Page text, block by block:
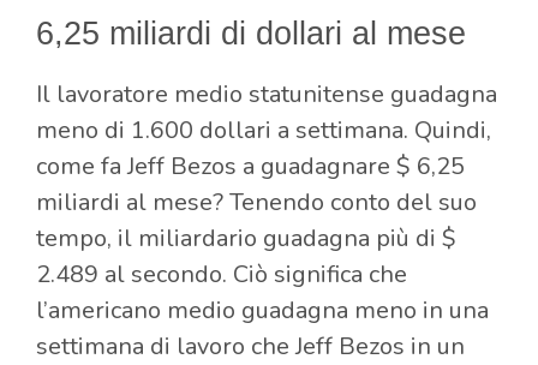
6,25 miliardi di dollari al mese
Il lavoratore medio statunitense guadagna
meno di 1.600 dollari a settimana. Quindi,
come fa Jeff Bezos a guadagnare $ 6,25
miliardi al mese? Tenendo conto del suo
tempo, il miliardario guadagna più di $
2.489 al secondo. Ciò significa che
l’americano medio guadagna meno in una
settimana di lavoro che Jeff Bezos in un